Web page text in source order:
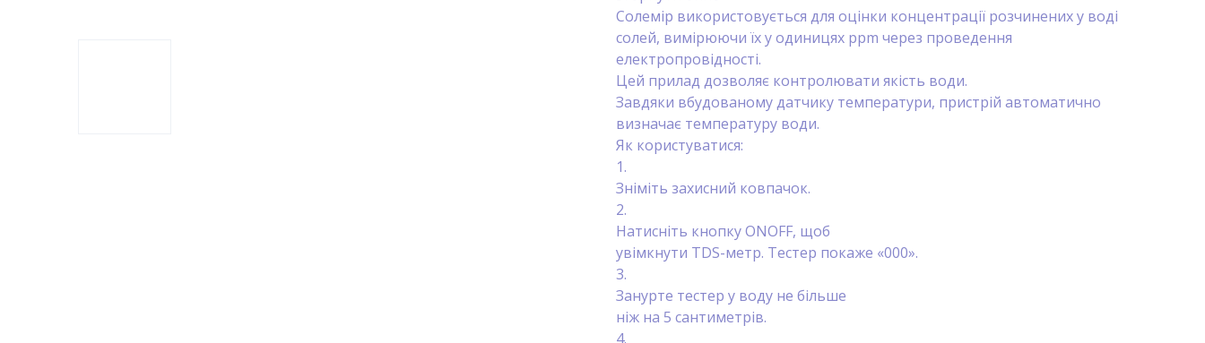
Солемір використовується для оцінки концентрації розчинених у воді
солей, вимірюючи їх у одиницях ppm через проведення
електропровідності.
Цей прилад дозволяє контролювати якість води.
Завдяки вбудованому датчику температури, пристрій автоматично
визначає температуру води.
Як користуватися:
1.
Зніміть захисний ковпачок.
2.
Натисніть кнопку ONOFF, щоб
увімкнути TDS-метр. Тестер покаже «000».
3.
Занурте тестер у воду не більше
ніж на 5 сантиметрів.
4.